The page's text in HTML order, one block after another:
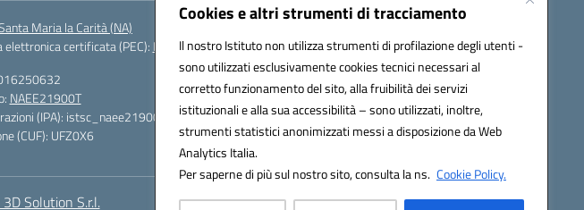
Cookies e altri strumenti di tracciamento
Il nostro Istituto non utilizza strumenti di profilazione degli utenti -
sono utilizzati esclusivamente cookies tecnici necessari al
corretto funzionamento del sito, alla fruibilità dei servizi
istituzionali e alla sua accessibilità – sono utilizzati, inoltre,
strumenti statistici anonimizzati messi a disposizione da Web
Analytics Italia.
Per saperne di più sul nostro sito, consulta la ns. Cookie Policy.
Maria la Carità (NA)
elettronica certificata (PEC): NAEE21900T@pec.istruzione.it
NAEE21900T
(IPA): istsc_naee21900t
(CUF): UFZ0X6
Solution S.r.l.